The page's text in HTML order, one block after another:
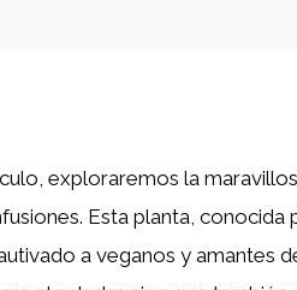
exploraremos la
Esta planta, conocida
a veganos y amantes